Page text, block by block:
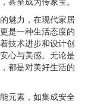
魅力，在现代家居
是一种生活态度的
技术进步和设计创
心与美感。无论是
都是对美好生活的
元素，如集成安全